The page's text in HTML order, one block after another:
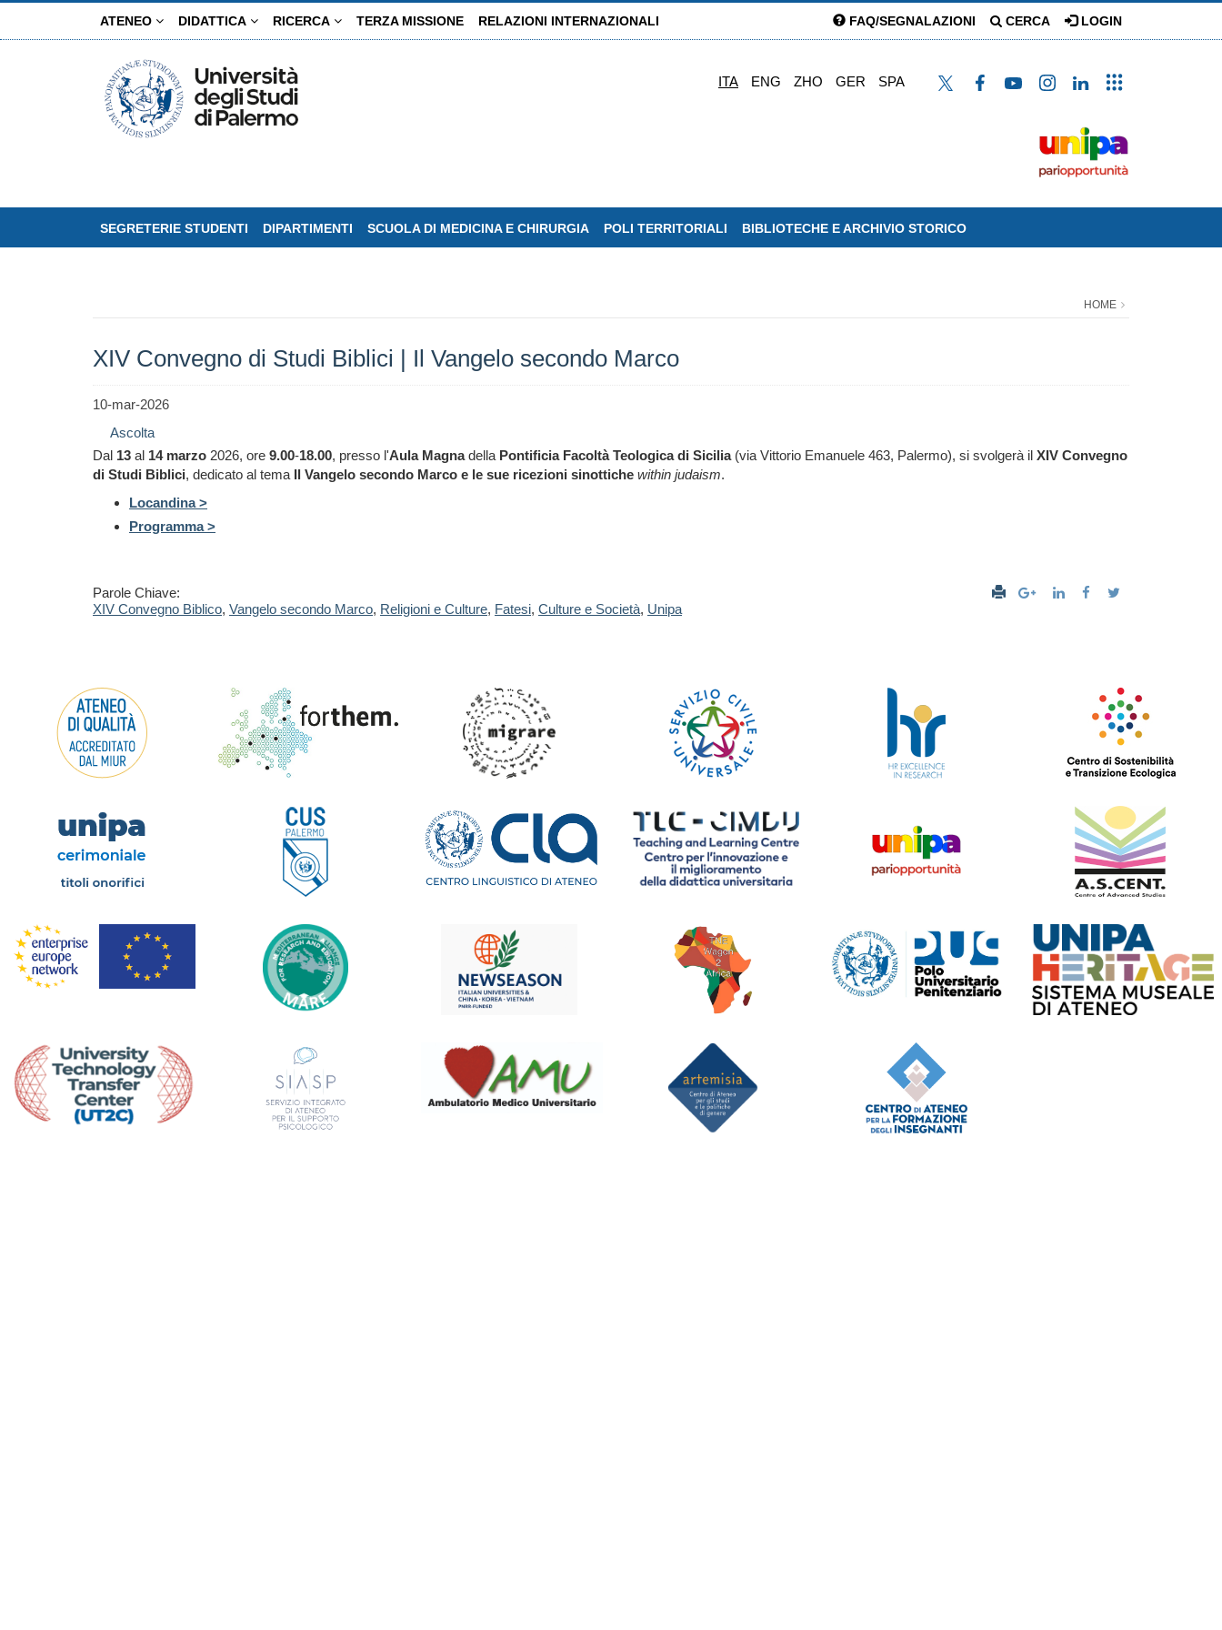
ATENEO DIDATTICA RICERCA TERZA MISSIONE RELAZIONI INTERNAZIONALI FAQ/SEGNALAZIONI CERCA LOGIN
ITA ENG ZHO GER SPA
SEGRETERIE STUDENTI DIPARTIMENTI SCUOLA DI MEDICINA E CHIRURGIA POLI TERRITORIALI BIBLIOTECHE E ARCHIVIO STORICO
HOME
XIV Convegno di Studi Biblici | Il Vangelo secondo Marco
10-mar-2026
Ascolta
Dal 13 al 14 marzo 2026, ore 9.00-18.00, presso l'Aula Magnadella Pontificia Facoltà Teologica di Sicilia (via Vittorio Emanuele 463, Palermo), si svolgerà il XIV Convegno
di Studi Biblici, dedicato al tema Il Vangelo secondo Marco e le sue ricezioni sinottiche within judaism.
Locandina >
Programma >
Parole Chiave:
XIV Convegno Biblico, Vangelo secondo Marco, Religioni e Culture, Fatesi, Culture e Società, Unipa